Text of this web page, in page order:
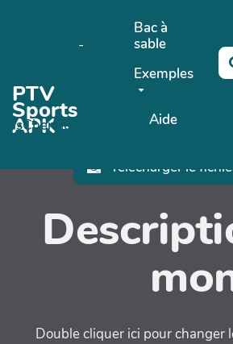
Aller au contenu principal
PTV
Sports
APK -
-
PasCherMontres
Bac à
sable
Exemples
Aide
Télécharger le
Double cliquer ici pour changer